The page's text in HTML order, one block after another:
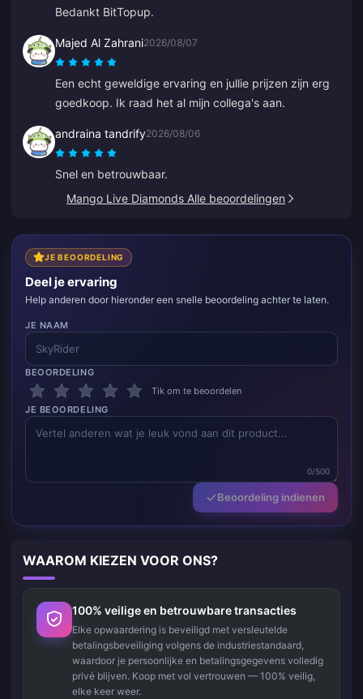
Bedankt BitTopup.
Majed Al Zahrani2026/08/07
Een echt geweldige ervaring en jullie prijzen zijn erg
goedkoop. Ik raad het al mijn collega's aan.
andraina tandrify2026/08/06
Snel en betrouwbaar.
Mango Live Diamonds Alle beoordelingen
JE BEOORDELING
Deel je ervaring
Help anderen door hieronder een snelle beoordeling achter te laten.
JE NAAM
BEOORDELING
Tik om te beoordelen
JE BEOORDELING
0/500
Beoordeling indienen
WAAROM KIEZEN VOOR ONS?
100% veilige en betrouwbare transacties
Elke opwaardering is beveiligd met versleutelde
betalingsbeveiliging volgens de industriestandaard,
waardoor je persoonlijke en betalingsgegevens volledig
privé blijven. Koop met vol vertrouwen — 100% veilig,
elke keer weer.